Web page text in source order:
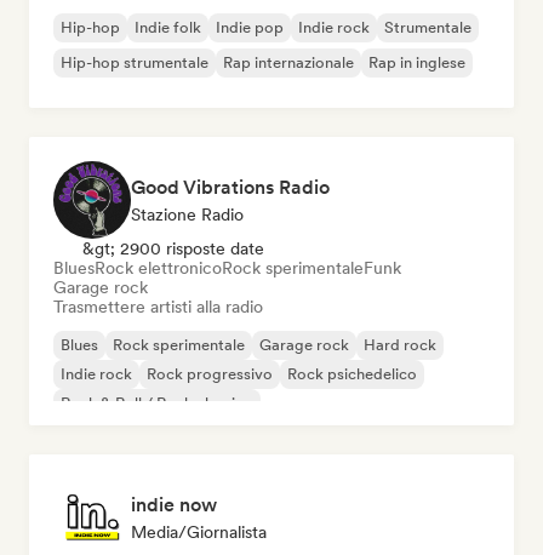
Hip-hop Indie folk Indie pop Indie rock
Strumentale
Hip-hop strumentale
Rap internazionale Rap in inglese
Good Vibrations Radio
Stazione Radio
&gt; 2900 risposte date
BluesRock elettronicoRock sperimentaleFunk
Garage rock
Trasmettere artisti alla radio
Blues Rock sperimentale Garage rock
Hard rock
Indie rock
Rock progressivo
Rock psichedelico
Rock & Roll / Rock classico
indie now
Media/Giornalista